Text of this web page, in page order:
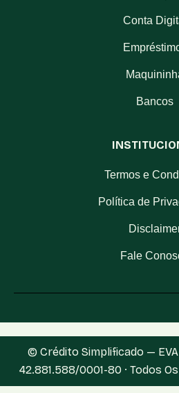
Conta
Bancos
Termos e
Política de
Fale
© Crédito Simplificado —
42.881.588/0001-80 · Todos